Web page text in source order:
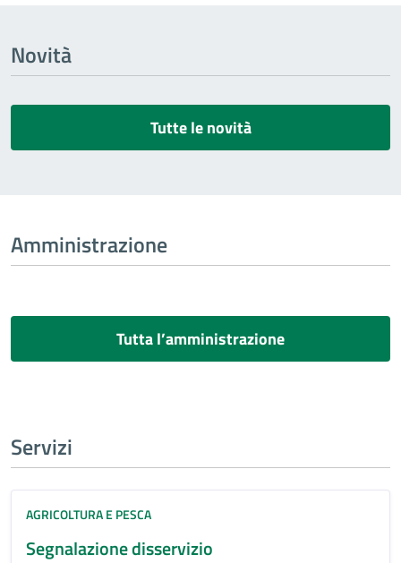
Novità
Tutte le novità
Amministrazione
Tutta l’amministrazione
Servizi
AGRICOLTURA E PESCA
Segnalazione disservizio